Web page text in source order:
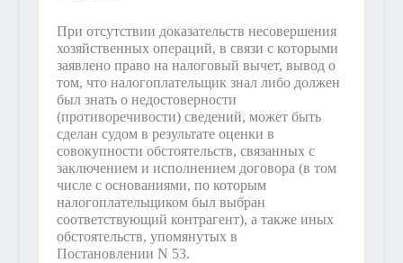
При отсутствии доказательств несовершения
хозяйственных операций, в связи с которыми
заявлено право на налоговый вычет, вывод о
том, что налогоплательщик знал либо должен
был знать о недостоверности
(противоречивости) сведений, может быть
сделан судом в результате оценки в
совокупности обстоятельств, связанных с
заключением и исполнением договора (в том
числе с основаниями, по которым
налогоплательщиком был выбран
соответствующий контрагент), а также иных
обстоятельств, упомянутых в
Постановлении N 53.